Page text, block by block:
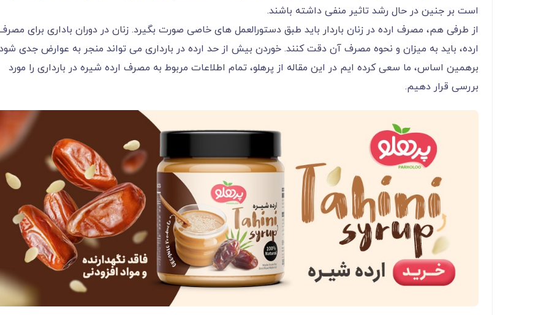
است بر جنین در حال رشد تاثیر منفی داشته باشند.
از طرفی هم، مصرف ارده در زنان باردار باید طبق دستورالعمل های خاصی صورت بگیرد. زنان در دوران باداری برای
ارده، باید به میزان و نحوه مصرف آن دقت کنند. خوردن بیش از حد ارده در بارداری می تواند منجر به عوارض جدی
برهمین اساس، ما سعی کرده ایم در این مقاله از پرهلو، تمام اطلاعات مربوط به مصرف ارده شیره در بارداری را مورد
بررسی قرار دهیم.